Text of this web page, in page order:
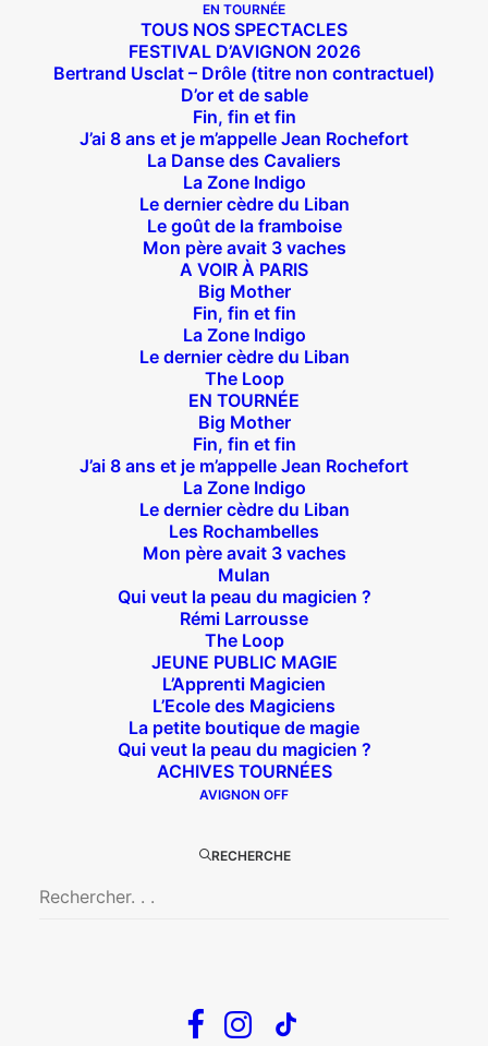
EN TOURNÉE
TOUS NOS SPECTACLES
FESTIVAL D’AVIGNON 2026
Bertrand Usclat – Drôle (titre non contractuel)
D’or et de sable
Fin, fin et fin
J’ai 8 ans et je m’appelle Jean Rochefort
La Danse des Cavaliers
La Zone Indigo
Le dernier cèdre du Liban
Le goût de la framboise
Mon père avait 3 vaches
A VOIR À PARIS
Big Mother
Fin, fin et fin
La Zone Indigo
Le dernier cèdre du Liban
The Loop
EN TOURNÉE
Big Mother
Fin, fin et fin
J’ai 8 ans et je m’appelle Jean Rochefort
La Zone Indigo
Le dernier cèdre du Liban
Les Rochambelles
Mon père avait 3 vaches
Mulan
Qui veut la peau du magicien ?
Rémi Larrousse
The Loop
JEUNE PUBLIC MAGIE
L’Apprenti Magicien
L’Ecole des Magiciens
La petite boutique de magie
Qui veut la peau du magicien ?
ACHIVES TOURNÉES
AVIGNON OFF
RECHERCHE
Big Mother de Mélody Mourey
Avec Patrick Blandin, Pierre-Yves Bon, Ariane
Brousse, Guillaume Ducreux, Marine Llado, Karina
Suivez nous !
Théâtre des Béliers Parisiens
14 bis rue Sainte Isaure 75018 Paris
Joffrin / Simplon – Loc :01 42 62 35 00